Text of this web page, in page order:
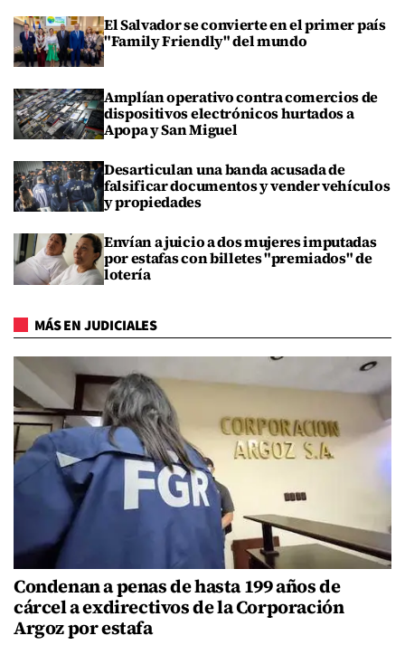
El Salvador se convierte en el primer país
"Family Friendly" del mundo
Amplían operativo contra comercios de
dispositivos electrónicos hurtados a
Apopa y San Miguel
Desarticulan una banda acusada de
falsificar documentos y vender vehículos
y propiedades
Envían a juicio a dos mujeres imputadas
por estafas con billetes "premiados" de
lotería
MÁS EN JUDICIALES
Condenan a penas de hasta 199 años de
cárcel a exdirectivos de la Corporación
Argoz por estafa